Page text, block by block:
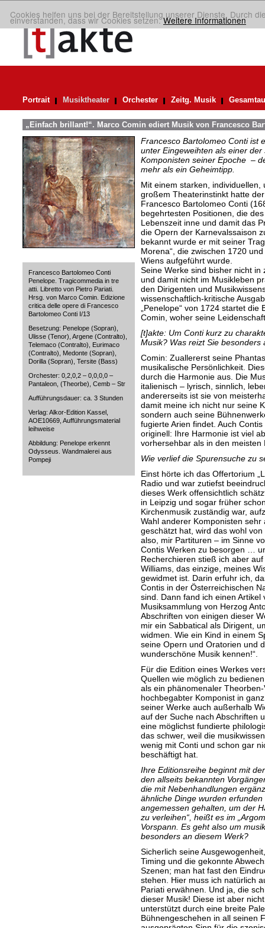
Cookies helfen uns bei der Bereitstellung unserer Dienste. Durch
einverstanden, dass wir Cookies setzen.Weitere Informationen
Portrait Musiktheater Orchester Zeitg. Musik
„Einfach brillant!“. Marco Comin ediert Musik von Francesco
Francesco Bartolomeo Conti
Penelope. Tragicommedia in tre
atti. Libretto von Pietro Pariati.
Hrsg. von Marco Comin. Edizione
critica delle opere di Francesco
Bartolomeo Conti I/13
Besetzung: Penelope (Sopran),
Ulisse (Tenor), Argene (Contralto),
Telemaco (Contralto), Eurimaco
(Contralto), Medonte (Sopran),
Dorilla (Sopran), Tersite (Bass)
Orchester: 0,2,0,2 – 0,0,0,0 –
Pantaleon, (Theorbe), Cemb – Str
Aufführungsdauer: ca. 3 Stunden
Verlag: Alkor-Edition Kassel,
AOE10669, Aufführungsmaterial
leihweise
Abbildung: Penelope erkennt
Odysseus. Wandmalerei aus
Pompeji
Francesco Bartolomeo Conti ist
unter Eingeweihten als einer
Komponisten seiner Epoche –
mehr als ein Geheimtipp.
Mit einem starken,
großem Theaterinstinkt hatte
Francesco Bartolomeo Conti
begehrtesten Positionen, die
Lebenszeit inne und damit das
die Opern der Karnevalssaison
bekannt wurde er mit seiner
Morena“, die zwischen 1720
Wiens aufgeführt wurde.
Seine Werke sind bisher nicht
und damit nicht im Musikleben
den Dirigenten und
wissenschaftlich-kritische
„Penelope“ von 1724 startet
Comin, woher seine
[t]akte: Um Conti kurz zu
Musik? Was reizt Sie besonders
Comin: Zuallererst seine
musikalische Persönlichkeit.
durch die Harmonie aus. Die
italienisch – lyrisch, sinnlich,
andererseits ist sie von
damit meine ich nicht nur seine
sondern auch seine
fugierte Arien findet. Auch
originell: Ihre Harmonie ist viel
vorhersehbar als in den meisten
Wie verlief die Spurensuche zu
Einst hörte ich das Offertorium
Radio und war zutiefst
dieses Werk offensichtlich
in Leipzig und sogar früher
Kirchenmusik zuständig war,
Wahl anderer Komponisten
geschätzt hat, wird das wohl
also, mir Partituren – im Sinne
Contis Werken zu besorgen …
Recherchieren stieß ich aber
Williams, das einzige, meines
gewidmet ist. Darin erfuhr ich,
Contis in der Österreichischen
sind. Dann fand ich einen
Musiksammlung von Herzog
Abschriften von einigen dieser
mir ein Sabbatical als Dirigent,
widmen. Wie ein Kind in einem
seine Opern und Oratorien und
wunderschöne Musik kennen!“.
Für die Edition eines Werkes
Quellen wie möglich zu
als ein phänomenaler
hochbegabter Komponist in
seiner Werke auch außerhalb
auf der Suche nach Abschriften
eine möglichst fundierte
das schwer, weil die
wenig mit Conti und schon gar
beschäftigt hat.
Ihre Editionsreihe beginnt mit
den allseits bekannten
die mit Nebenhandlungen
ähnliche Dinge wurden
angemessen gehalten, um der
zu verleihen“, heißt es im
Vorspann. Es geht also um
besonders an diesem Werk?
Sicherlich seine
Timing und die gekonnte
Szenen; man hat fast den
stehen. Hier muss ich natürlich
Pariati erwähnen. Und ja, die
dieser Musik! Diese ist aber
unterstützt durch eine breite
Bühnengeschehen in all seinen